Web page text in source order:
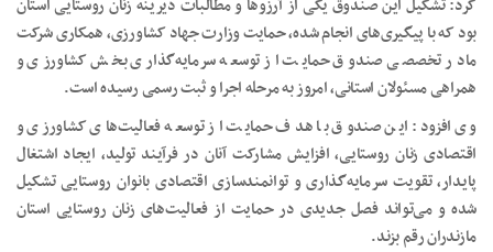
کرد: تشکیل این صندوق یکی از آرزوها و مطالبات دیرینه زنان روستایی استان
بود که با پیگیری‌های انجام شده، حمایت وزارت جهاد کشاورزی، همکاری شرکت
مادر تخصصی صندوق حمایت از توسعه سرمایه‌گذاری بخش کشاورزی و
همراهی مسئولان استانی، امروز به مرحله اجرا و ثبت رسمی رسیده است.
وی افزود: این صندوق با هدف حمایت از توسعه فعالیت‌های کشاورزی و
اقتصادی زنان روستایی، افزایش مشارکت آنان در فرآیند تولید، ایجاد اشتغال
پایدار، تقویت سرمایه‌گذاری و توانمندسازی اقتصادی بانوان روستایی تشکیل
شده و می‌تواند فصل جدیدی در حمایت از فعالیت‌های زنان روستایی استان
مازندران رقم بزند.